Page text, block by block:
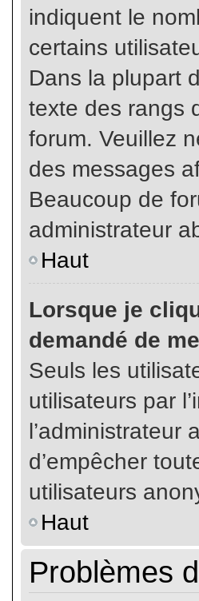
indiquent le
certains
Dans la plupart
texte des rangs
forum. Veuillez
des messages
Beaucoup de
administrateur
Haut
Lorsque je
demandé de
Seuls les
utilisateurs par
l’administrateur
d’empêcher
utilisateurs
Haut
Problèmes